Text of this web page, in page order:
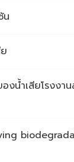
น
งน้ำเสียโรงง